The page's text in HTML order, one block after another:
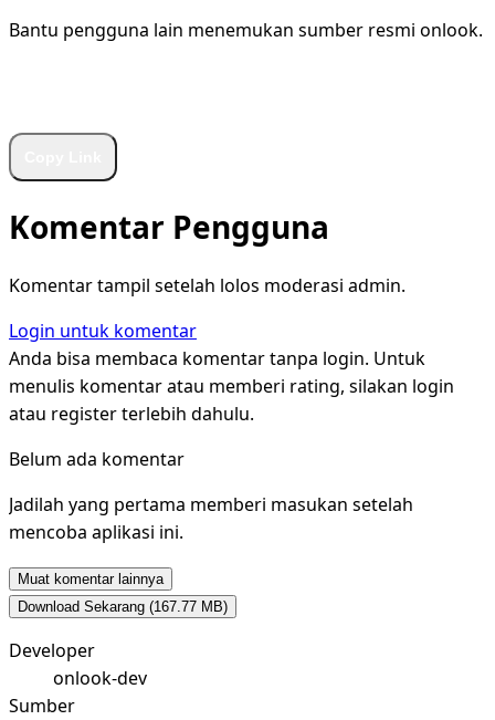
Bantu pengguna lain menemukan sumber resmi onlook.
Komentar Pengguna
Komentar tampil setelah lolos moderasi admin.
Login untuk komentar
Anda bisa membaca komentar tanpa login. Untuk
menulis komentar atau memberi rating, silakan login
atau register terlebih dahulu.
Belum ada komentar
Jadilah yang pertama memberi masukan setelah
mencoba aplikasi ini.
Muat komentar lainnya
Download Sekarang (167.77 MB)
Developer
onlook-dev
Sumber